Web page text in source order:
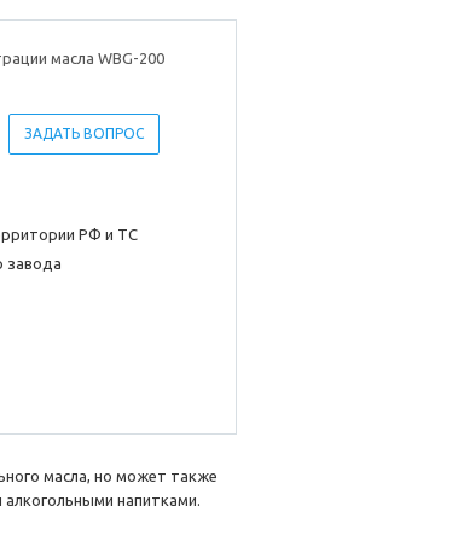
масла WBG-200
ЗАДАТЬ ВОПРОС
РФ и ТС
завода
масла, но может также
напитками.